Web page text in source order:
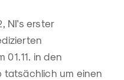
NI's erster
01.11. in den
tatsächlich um einen